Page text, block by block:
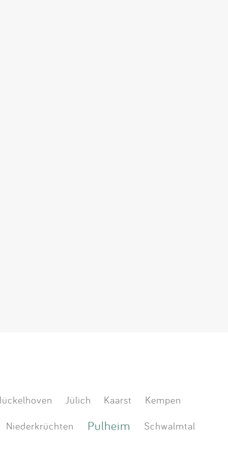
Jülich Kaarst
Kempen
Niederkrüchten
Pulheim Schwalmtal